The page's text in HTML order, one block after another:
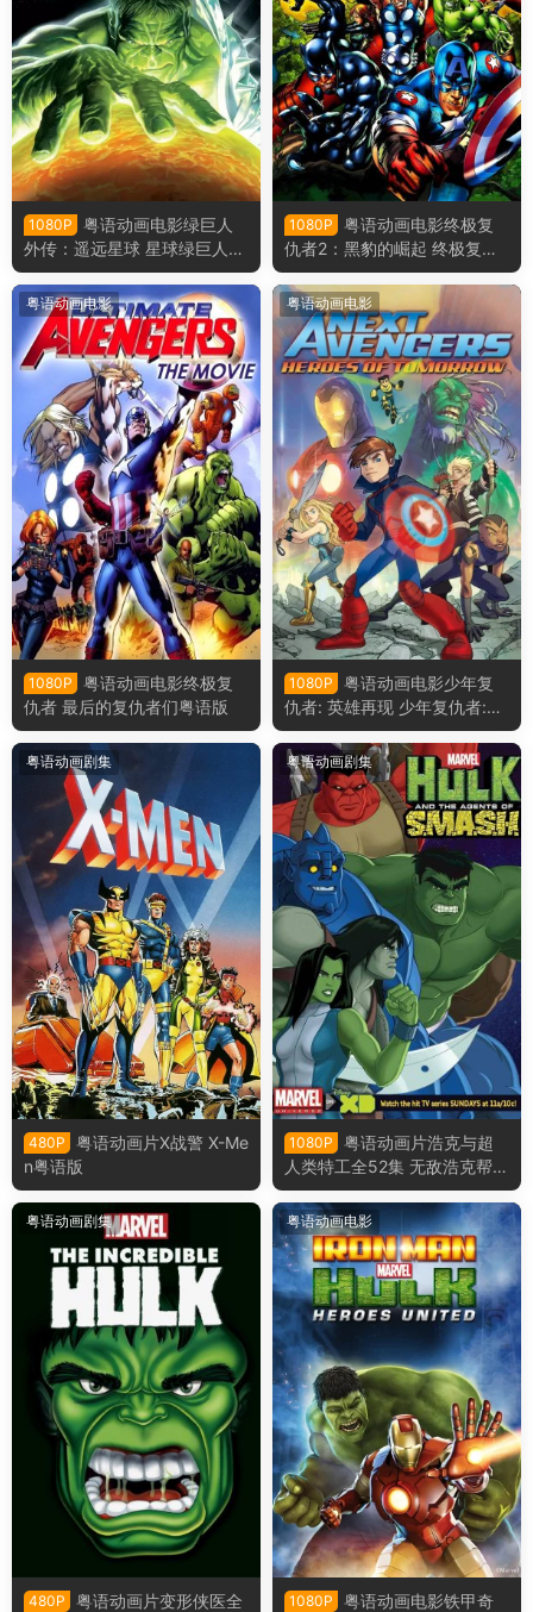
1080P
粤语动画电影绿巨人
外传：遥远星球 星球绿巨人粤
语版
1080P
粤语动画电影终极复
仇者2：黑豹的崛起 终极复仇
者2黑豹的崛起粤语版
粤语动画电影
1080P
粤语动画电影终极复
仇者 最后的复仇者们粤语版
粤语动画电影
1080P
粤语动画电影少年复
仇者: 英雄再现 少年复仇者:明
日英雄粤语版
粤语动画剧集
480P
粤语动画片X战警 X-Me
n粤语版
粤语动画剧集
1080P
粤语动画片浩克与超
人类特工全52集 无敌浩克帮粤
语版
粤语动画剧集
480P
粤语动画片变形侠医全
粤语动画电影
1080P
粤语动画电影铁甲奇